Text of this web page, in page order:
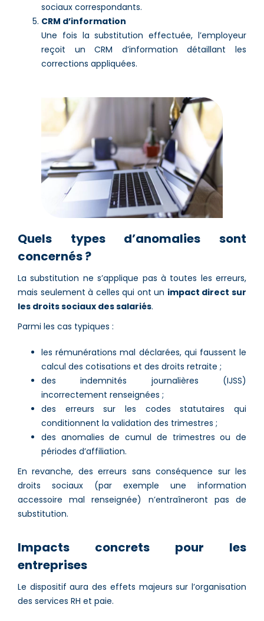
sociaux correspondants.
CRM d’information
Une fois la substitution effectuée, l’employeur
reçoit un CRM d’information détaillant les
corrections appliquées.
Quels types d’anomalies sont
concernés ?
La substitution ne s’applique pas à toutes les erreurs,
mais seulement à celles qui ont un impact direct sur
les droits sociaux des salariés.
Parmi les cas typiques :
les rémunérations mal déclarées, qui faussent le
calcul des cotisations et des droits retraite ;
des indemnités journalières (IJSS)
incorrectement renseignées ;
des erreurs sur les codes statutaires qui
conditionnent la validation des trimestres ;
des anomalies de cumul de trimestres ou de
périodes d’affiliation.
En revanche, des erreurs sans conséquence sur les
droits sociaux (par exemple une information
accessoire mal renseignée) n’entraîneront pas de
substitution.
Impacts concrets pour les
entreprises
Le dispositif aura des effets majeurs sur l’organisation
des services RH et paie.